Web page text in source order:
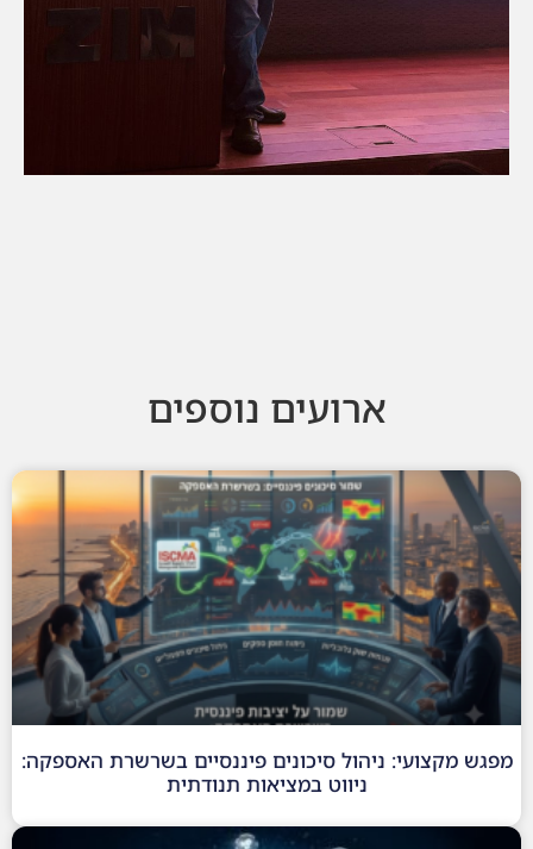
ארועים נוספים
מפגש מקצועי: ניהול סיכונים פיננסיים בשרשרת האספקה:
ניווט במציאות תנודתית